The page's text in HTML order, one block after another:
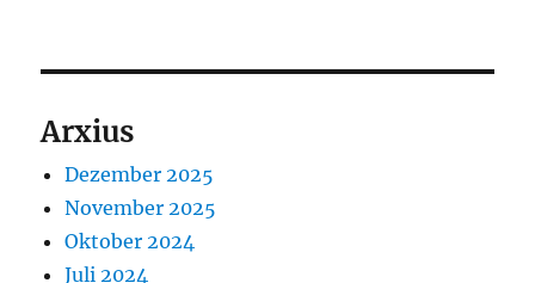
Arxius
Dezember 2025
November 2025
Oktober 2024
Juli 2024